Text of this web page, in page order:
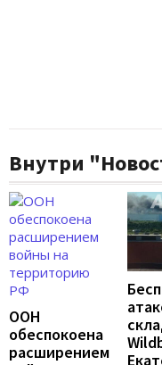
Внутри
ООН
обеспокоена
расширением